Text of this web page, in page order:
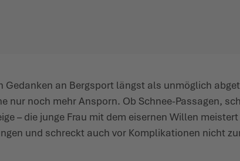
Gedanken an Bergsport längst als unmöglich
nur noch mehr Ansporn. Ob Schnee-Passagen,
– die junge Frau mit dem eisernen Willen
und schreckt auch vor Komplikationen nicht